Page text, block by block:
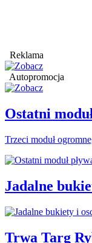
Reklama
Autopromocja
Ostatni
Trzeci moduł
Jadalne
Trwa Targ